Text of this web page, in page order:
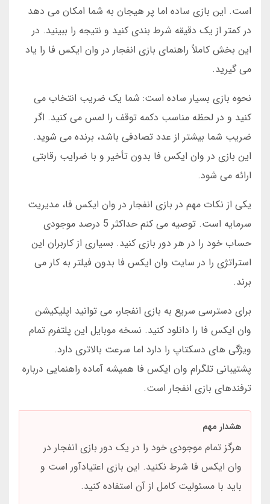
است. این بازی ساده اما پر هیجان به شما امکان می دهد
در کمتر از یک دقیقه شرط بندی کنید و نتیجه را ببینید. در
این بخش کاملاً راهنمای بازی انفجار در وان ایکس فا را یاد
می گیرید.
نحوه بازی بسیار ساده است: شما یک ضریب انتخاب می
کنید و در لحظه مناسب دکمه توقف را لمس می کنید. اگر
ضریب شما بیشتر از عدد تصادفی باشد، برنده می شوید.
این بازی در وان ایکس فا بدون تأخیر و با ضرایب رقابتی
ارائه می شود.
یکی از نکات مهم در بازی انفجار در وان ایکس فا، مدیریت
سرمایه است. توصیه می کنم حداکثر 5 درصد موجودی
حساب خود را در هر دور بازی کنید. بسیاری از کاربران این
استراتژی را در سایت وان ایکس فا بدون فیلتر به کار می
برند.
برای دسترسی سریع به بازی انفجار، می توانید اپلیکیشن
وان ایکس فا را دانلود کنید. نسخه موبایل این پلتفرم تمام
ویژگی های دسکتاپ را دارد اما سرعت بالاتری دارد.
پشتیبانی تلگرام وان ایکس فا همیشه آماده راهنمایی درباره
ترفندهای بازی انفجار است.
هشدار مهم
هرگز تمام موجودی خود را در یک دور بازی انفجار در
وان ایکس فا شرط نکنید. این بازی اعتیادآور است و
باید با مسئولیت کامل از آن استفاده کنید.